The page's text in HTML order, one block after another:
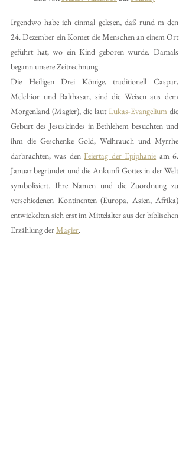
Irgendwo habe ich einmal gelesen, daß rund m den
24. Dezember ein Komet die Menschen an einem Ort
geführt hat, wo ein Kind geboren wurde. Damals
begann unsere Zeitrechnung.
Die Heiligen Drei Könige, traditionell Caspar,
Melchior und Balthasar, sind die Weisen aus dem
Morgenland (Magier), die laut Lukas-Evangelium die
Geburt des Jesuskindes in Bethlehem besuchten und
ihm die Geschenke Gold, Weihrauch und Myrrhe
darbrachten, was den Feiertag der Epiphanie am 6.
Januar begründet und die Ankunft Gottes in der Welt
symbolisiert. Ihre Namen und die Zuordnung zu
verschiedenen Kontinenten (Europa, Asien, Afrika)
entwickelten sich erst im Mittelalter aus der biblischen
Erzählung der Magier.